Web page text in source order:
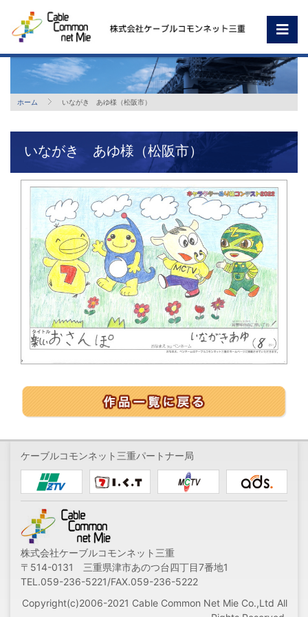
ホーム いながき あゆ様（松阪市）
いながき あゆ様（松阪市）
ケーブルコモンネット三重パートナー局
株式会社ケーブルコモンネット三重
〒514-0131 三重県津市あのつ台四丁目7番地1
TEL.059-236-5221/FAX.059-236-5222
Copyright(c)2006-2021 Cable Common Net Mie Co.,Ltd All